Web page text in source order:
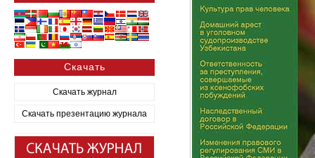
Скачать
Скачать журнал
Скачать презентацию журнала